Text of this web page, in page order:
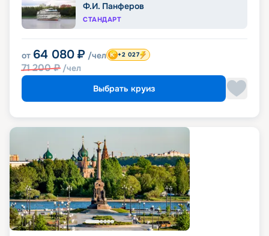
Ф.И. Панферов
СТАНДАРТ
от 64 080 ₽ /чел
71 200₽ /чел
+2 027
Выбрать круиз